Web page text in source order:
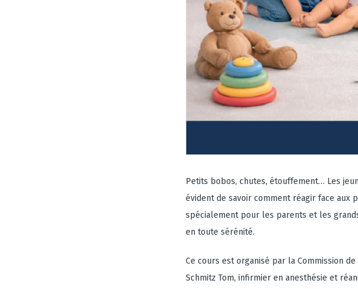
Petits bobos, chutes, étouffement… Les
évident de savoir comment réagir face aux
spécialement pour les parents et les
en toute sérénité.
Ce cours est organisé par la Commission
Schmitz Tom, infirmier en anesthésie et